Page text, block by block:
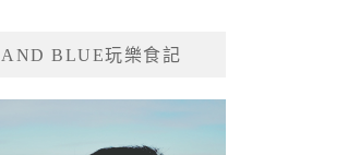
BLUE玩樂食記